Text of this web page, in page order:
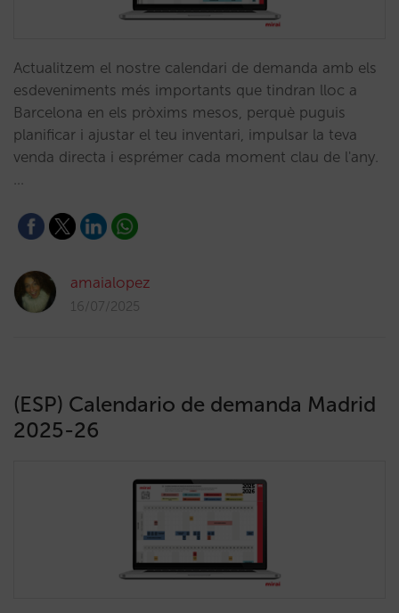
Actualitzem el nostre calendari de demanda amb els
esdeveniments més importants que tindran lloc a
Barcelona en els pròxims mesos, perquè puguis
planificar i ajustar el teu inventari, impulsar la teva
venda directa i esprémer cada moment clau de l'any.
…
amaialopez
16/07/2025
(ESP) Calendario de demanda Madrid
2025-26